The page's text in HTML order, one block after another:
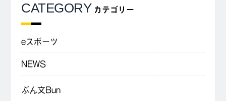
CATEGORY カテゴリー
eスポーツ
NEWS
ぶん文Bun